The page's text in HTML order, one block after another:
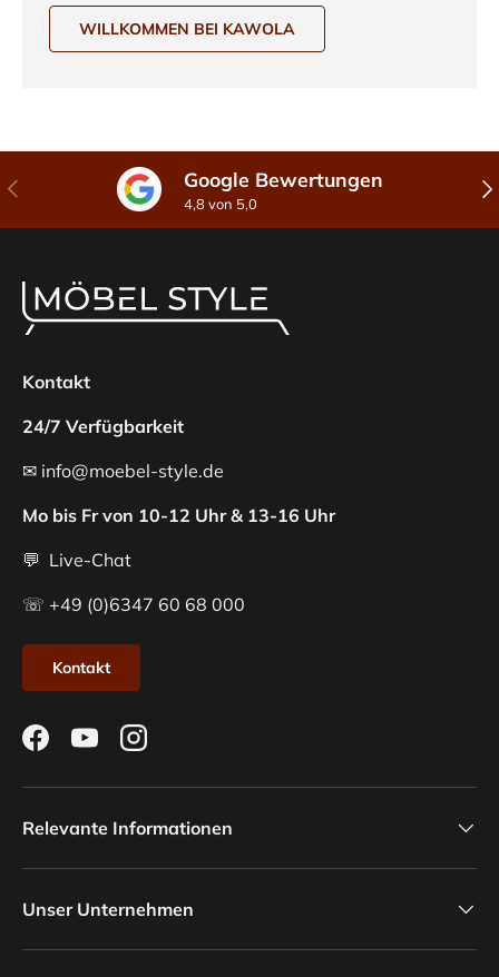
WILLKOMMEN BEI KAWOLA
Vorherige Google Bewertungen
4,8 von 5,0
Kontakt
24/7 Verfügbarkeit
✉ info@moebel-style.de
Mo bis Fr von 10-12 Uhr & 13-16 Uhr
💬 Live-Chat
☏ +49 (0)6347 60 68 000
Kontakt
FacebookYouTubeInstagram
Relevante Informationen
Unser Unternehmen